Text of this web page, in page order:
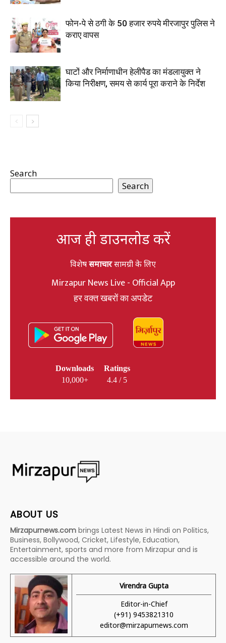
फोन-पे से ठगी के 50 हजार रुपये मीरजापुर पुलिस ने
कराए वापस
घाटों और निर्माणाधीन हेलीपैड का मंडलायुक्त ने
किया निरीक्षण, समय से कार्य पूरा कराने के निर्देश
Search
Search
आज ही डाउनलोड करें
विशेषसमाचारसामग्री के लिए
Mirzapur News Live - Official App
हर वक्त खबरों का अपडेट
Downloads
10,000+
Ratings
4.4 / 5
ABOUT US
Mirzapurnews.com brings Latest News in Hindi on Politics,
Business, Bollywood, Cricket, Lifestyle, Education,
Entertainment, sports and more from Mirzapur and is
accessible around the world.
Virendra Gupta
Editor-in-Chief
(+91) 9453821310
editor@mirzapurnews.com